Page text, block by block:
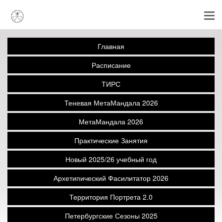
Главная
Расписание
ТИРС
Теневая МетаМандала 2026
МетаМандала 2026
Практические Занятия
Новый 2025/26 учебный год
Архетипический Фасилитатор 2026
Территория Портрета 2.0
Петербургские Сезоны 2025